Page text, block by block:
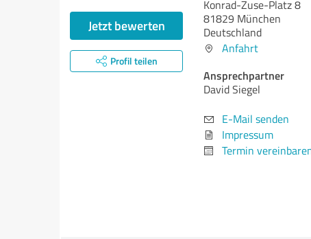
Jetzt bewerten
Profil teilen
Konrad-Zuse-Platz 8
81829 München
Deutschland
Anfahrt
Ansprechpartner
David Siegel
E-Mail senden
Impressum
Termin